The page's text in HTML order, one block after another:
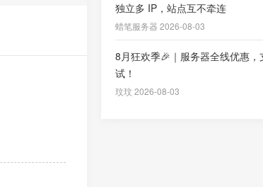
独立多 IP，站点互不牵连
蜡笔服务器 2026-08-03
8月狂欢季🎉｜服务器全线优惠，
试！
玟玟 2026-08-03